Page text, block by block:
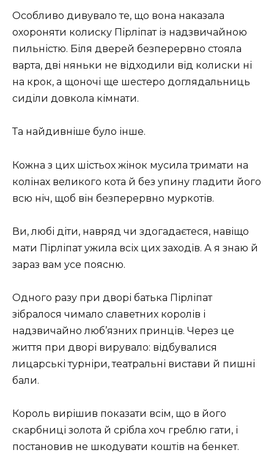
Особливо дивувало те, що вона наказала
охороняти колиску Пірліпат із надзвичайною
пильністю. Біля дверей безперервно стояла
варта, дві няньки не відходили від колиски ні
на крок, а щоночі ще шестеро доглядальниць
сиділи довкола кімнати.
Та найдивніше було інше.
Кожна з цих шістьох жінок мусила тримати на
колінах великого кота й без упину гладити його
всю ніч, щоб він безперервно муркотів.
Ви, любі діти, навряд чи здогадаєтеся, навіщо
мати Пірліпат ужила всіх цих заходів. А я знаю й
зараз вам усе поясню.
Одного разу при дворі батька Пірліпат
зібралося чимало славетних королів і
надзвичайно люб’язних принців. Через це
життя при дворі вирувало: відбувалися
лицарські турніри, театральні вистави й пишні
бали.
Король вирішив показати всім, що в його
скарбниці золота й срібла хоч греблю гати, і
постановив не шкодувати коштів на бенкет.